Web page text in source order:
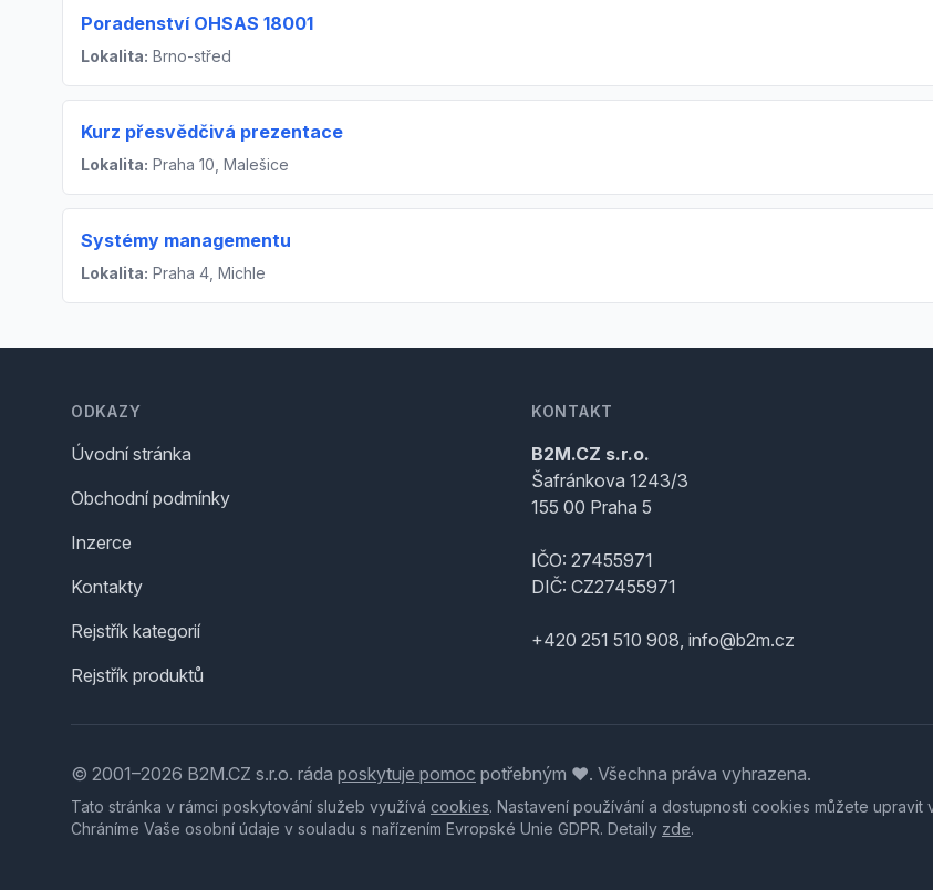
Poradenství OHSAS 18001
Lokalita: Brno-střed
Kurz přesvědčivá prezentace
Lokalita: Praha 10, Malešice
Systémy managementu
Lokalita: Praha 4, Michle
ODKAZY
Úvodní stránka
Obchodní podmínky
Inzerce
Kontakty
Rejstřík kategorií
Rejstřík produktů
KONTAKT
B2M.CZ s.r.o.
Šafránkova 1243/3
155 00 Praha 5
IČO: 27455971
DIČ: CZ27455971
+420 251 510 908, info@b2m.cz
© 2001–2026 B2M.CZ s.r.o. ráda poskytuje pomoc potřebným ♥️. Všechna práva vyhrazena.
Tato stránka v rámci poskytování služeb využívá cookies. Nastavení používání a dostupnosti cookies můžete upravit
Chráníme Vaše osobní údaje v souladu s nařízením Evropské Unie GDPR. Detaily zde.